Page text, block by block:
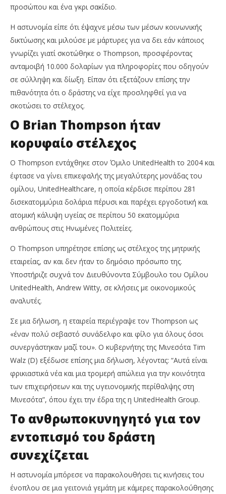
προσώπου και ένα γκρι σακίδιο.
Η αστυνομία είπε ότι έψαχνε μέσω των μέσων κοινωνικής
δικτύωσης και μιλούσε με μάρτυρες για να δει εάν κάποιος
γνωρίζει γιατί σκοτώθηκε ο Thompson, προσφέροντας
ανταμοιβή 10.000 δολαρίων για πληροφορίες που οδηγούν
σε σύλληψη και δίωξη. Είπαν ότι εξετάζουν επίσης την
πιθανότητα ότι ο δράστης να είχε προσληφθεί για να
σκοτώσει το στέλεχος.
Ο Brian Thompson ήταν
κορυφαίο στέλεχος
Ο Thompson εντάχθηκε στον Όμιλο UnitedHealth το 2004 και
έφτασε να γίνει επικεφαλής της μεγαλύτερης μονάδας του
ομίλου, UnitedHealthcare, η οποία κέρδισε περίπου 281
δισεκατομμύρια δολάρια πέρυσι και παρέχει εργοδοτική και
ατομική κάλυψη υγείας σε περίπου 50 εκατομμύρια
ανθρώπους στις Ηνωμένες Πολιτείες.
Ο Thompson υπηρέτησε επίσης ως στέλεχος της μητρικής
εταιρείας, αν και δεν ήταν το δημόσιο πρόσωπο της.
Υποστήριζε συχνά τον Διευθύνοντα Σύμβουλο του Ομίλου
UnitedHealth, Andrew Witty, σε κλήσεις με οικονομικούς
αναλυτές.
Σε μια δήλωση, η εταιρεία περιέγραψε τον Thompson ως
«έναν πολύ σεβαστό συνάδελφο και φίλο για όλους όσοι
συνεργάστηκαν μαζί του». Ο κυβερνήτης της Μινεσότα Tim
Walz (D) εξέδωσε επίσης μια δήλωση, λέγοντας: “Αυτά είναι
φρικιαστικά νέα και μια τρομερή απώλεια για την κοινότητα
των επιχειρήσεων και της υγειονομικής περίθαλψης στη
Μινεσότα”, όπου έχει την έδρα της η UnitedHealth Group.
Το ανθρωποκυνηγητό για τον
εντοπισμό του δράστη
συνεχίζεται
Η αστυνομία μπόρεσε να παρακολουθήσει τις κινήσεις του
ένοπλου σε μια γειτονιά γεμάτη με κάμερες παρακολούθησης